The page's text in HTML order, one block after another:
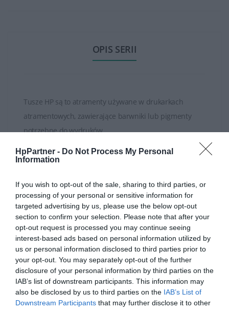
HpPartner - Do Not Process My Personal
Information
If you wish to opt-out of the sale, sharing to third parties, or
processing of your personal or sensitive information for
targeted advertising by us, please use the below opt-out
section to confirm your selection. Please note that after your
opt-out request is processed you may continue seeing
interest-based ads based on personal information utilized by
us or personal information disclosed to third parties prior to
your opt-out. You may separately opt-out of the further
disclosure of your personal information by third parties on the
IAB’s list of downstream participants. This information may
also be disclosed by us to third parties on the IAB’s List of
Downstream Participants that may further disclose it to other
OPIS SERII
Tusze HP są to atramenty używane w drukarkach
atramentowych, zawierające barwniki lub pigmenty
potrzebne do wydruków.
HP oferuje różne rodzaje tuszy, w zależności od modelu
Tusze barwnikowe są zwykle stosowane do drukowania
wysokiej jakości zdjęć i grafik, podczas gdy tusze
pigmentowe są bardziej odporne na rozmazywanie i
światło, co sprawia, że są idealne do drukowania
dokumentów.
Tusze HP są dostępne w różnych pojemnościach, od
standardowych po bardziej wydajne. Większa
pojemność tuszu zwykle oznacza większą ilość
wydrukowanych stron. Modele o większej wydajności
SPECYFIKACJA
Rodzaj wkładu Tusz